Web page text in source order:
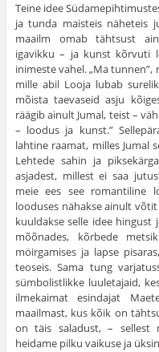
Teine idee
ja tunda maisteis näheteis
maailm omab tähtsust
igavikku – ja kunst kõrvuti
inimeste vahel. „Ma
mille abil Looja lubab
mõista taevaseid asju
räägib ainult Jumal, teist –
– loodus ja kunst.”
lahtine raamat, milles Jumal
Lehtede sahin ja
asjadest, millest ei saa
meie ees see romantiline
looduses nähakse ainult võtit
kuuldakse selle idee
mõõnades, kõrbede
möirgamises ja lapse
teoseis. Sama tung
sümbolistlikke luuletajaid,
ilme­kaimat esindajat
maailmast, kus kõik on
on täis saladust, – sellest
heidame pilku vaikuse ja